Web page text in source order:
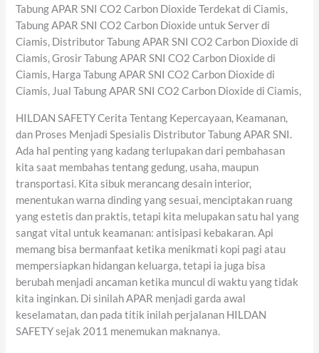
Tabung APAR SNI CO2 Carbon Dioxide Terdekat di Ciamis,
Tabung APAR SNI CO2 Carbon Dioxide untuk Server di
Ciamis, Distributor Tabung APAR SNI CO2 Carbon Dioxide di
Ciamis, Grosir Tabung APAR SNI CO2 Carbon Dioxide di
Ciamis, Harga Tabung APAR SNI CO2 Carbon Dioxide di
Ciamis, Jual Tabung APAR SNI CO2 Carbon Dioxide di Ciamis,
HILDAN SAFETY Cerita Tentang Kepercayaan, Keamanan,
dan Proses Menjadi Spesialis Distributor Tabung APAR SNI.
Ada hal penting yang kadang terlupakan dari pembahasan
kita saat membahas tentang gedung, usaha, maupun
transportasi. Kita sibuk merancang desain interior,
menentukan warna dinding yang sesuai, menciptakan ruang
yang estetis dan praktis, tetapi kita melupakan satu hal yang
sangat vital untuk keamanan: antisipasi kebakaran. Api
memang bisa bermanfaat ketika menikmati kopi pagi atau
mempersiapkan hidangan keluarga, tetapi ia juga bisa
berubah menjadi ancaman ketika muncul di waktu yang tidak
kita inginkan. Di sinilah APAR menjadi garda awal
keselamatan, dan pada titik inilah perjalanan HILDAN
SAFETY sejak 2011 menemukan maknanya.